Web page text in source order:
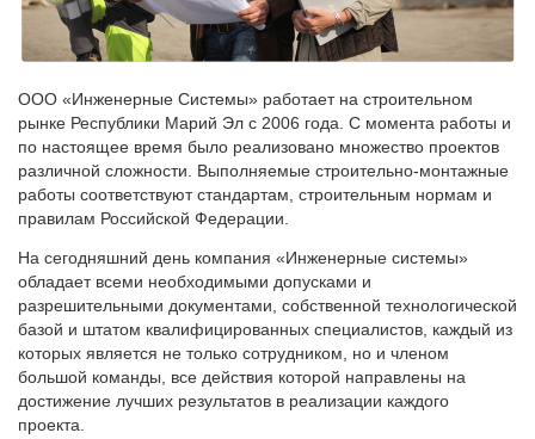
ООО «Инженерные Системы» работает на строительном
рынке Республики Марий Эл с 2006 года. С момента работы и
по настоящее время было реализовано множество проектов
различной сложности. Выполняемые строительно-монтажные
работы соответствуют стандартам, строительным нормам и
правилам Российской Федерации.
На сегодняшний день компания «Инженерные системы»
обладает всеми необходимыми допусками и
разрешительными документами, собственной технологической
базой и штатом квалифицированных специалистов, каждый из
которых является не только сотрудником, но и членом
большой команды, все действия которой направлены на
достижение лучших результатов в реализации каждого
проекта.